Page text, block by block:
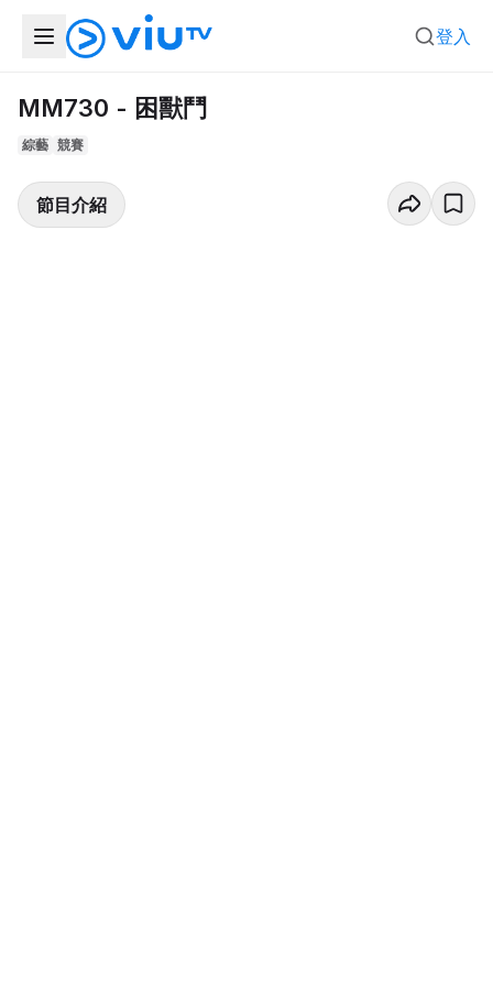
登入
MM730 - 困獸鬥
綜藝 競賽
節目介紹